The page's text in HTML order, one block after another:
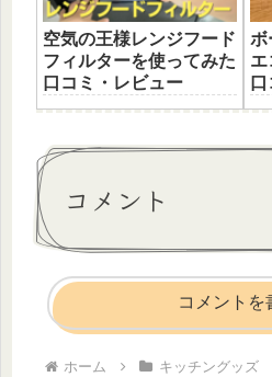
空気の王様レンジフード
フィルターを使ってみた
口コミ・レビュー
ボ
エ
コメント
コメントを
ホーム キッチングッズ